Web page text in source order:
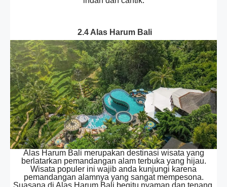
2.4 Alas Harum Bali
Alas Harum Bali merupakan destinasi wisata yang
berlatarkan pemandangan alam terbuka yang hijau.
Wisata populer ini wajib anda kunjungi karena
pemandangan alamnya yang sangat mempesona.